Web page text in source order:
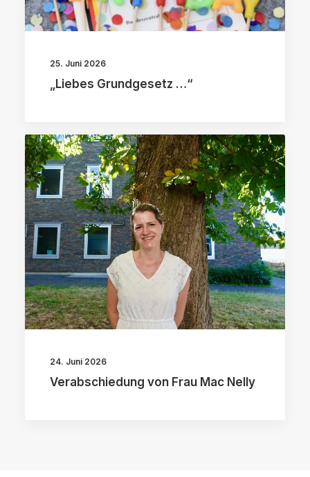
25. Juni 2026
„Liebes Grundgesetz …“
24. Juni 2026
Verabschiedung von Frau Mac Nelly